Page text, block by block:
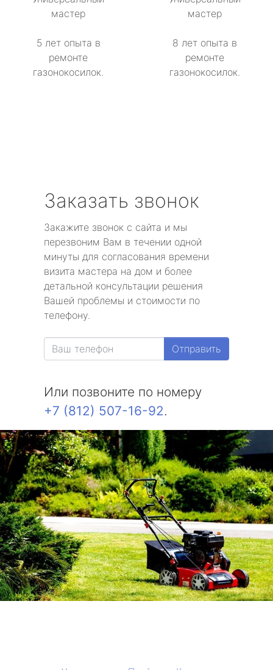
мастер
5 лет опыта в
ремонте
газонокосилок.
мастер
8 лет опыта в
ремонте
газонокосилок.
Заказать звонок
Закажите звонок с сайта и мы
перезвоним Вам в течении одной
минуты для согласования времени
визита мастера на дом и более
детальной консультации решения
Вашей проблемы и стоимости по
телефону.
Отправить
Или позвоните по номеру
+7 (812) 507-16-92.